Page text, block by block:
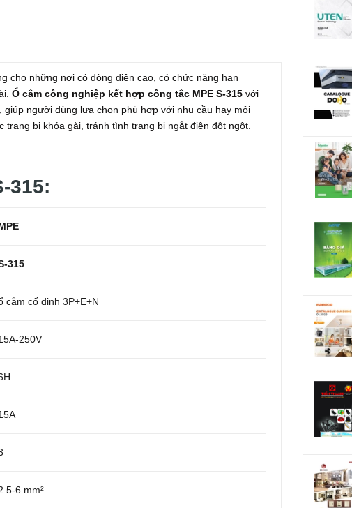
cho những nơi có dòng điện cao, có chức năng hạn
Ổ cắm công nghiệp kết hợp công tắc MPE S-315 với
người dùng lựa chọn phù hợp với nhu cầu hay môi
trang bị khóa gài, tránh tình trạng bị ngắt điện đột ngột.
315:
315
cắm cố định 3P+E+N
250V
6 mm²